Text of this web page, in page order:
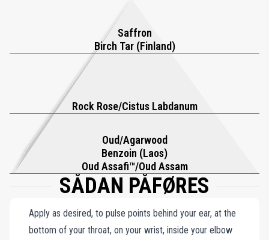
mørkt, harpiksagtigt hjerte, der udstråler urenergi. Den
karameliserede sødme af labdanum-harpiks afbalancerer denne
intensitet og tilføjer et lag af sofistikering og tiltrækning. Falcon
Leather er inspireret af den kongelige ynde fra falkonerhandsker
og den skaldede ørns majestæt, og er en potent og uforglemmelig
duft designet til dem, der søger uhæmmet selvtillid og mørk
elegance. Med sin uovertrufne dybde og kompleksitet tilbyder
denne Eau de Parfum en unik duftrejse, der dvæler med en
atmosfære af kommanderende tiltrækning.
Saffron
Birch Tar (Finland)
Rock Rose/Cistus Labdanum
Oud/Agarwood
Benzoin (Laos)
Oud Assafi™/Oud Assam
SÅDAN PÅFØRES
Apply as desired, to pulse points behind your ear, at the
bottom of your throat, on your wrist, inside your elbow